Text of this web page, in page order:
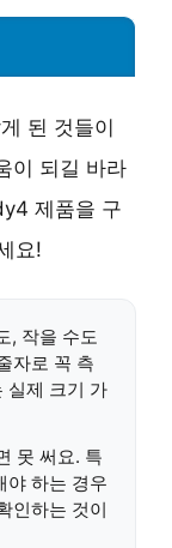
된 것들이
이 되길 바라
제품을 구
요!
, 작을 수도
자로 꼭 측
실제 크기 가
못 써요. 특
야 하는 경우
인하는 것이